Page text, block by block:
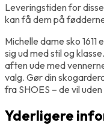
Leveringstiden for
kan få dem på
Michelle dame sko
sig ud med stil og
aften ude med
valg. Gør din
fra SHOES – de vil
Yderligere